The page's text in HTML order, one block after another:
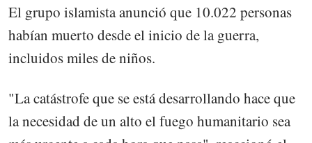
El grupo islamista anunció que 10.022 personas
habían muerto desde el inicio de la guerra,
incluidos miles de niños.
"La catástrofe que se está desarrollando hace que
la necesidad de un alto el fuego humanitario sea